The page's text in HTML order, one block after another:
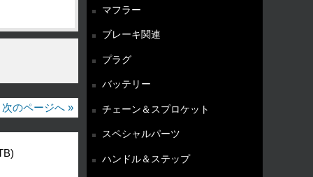
次のページへ »
マフラー
ブレーキ関連
プラグ
バッテリー
チェーン＆スプロケット
スペシャルパーツ
ハンドル＆ステップ